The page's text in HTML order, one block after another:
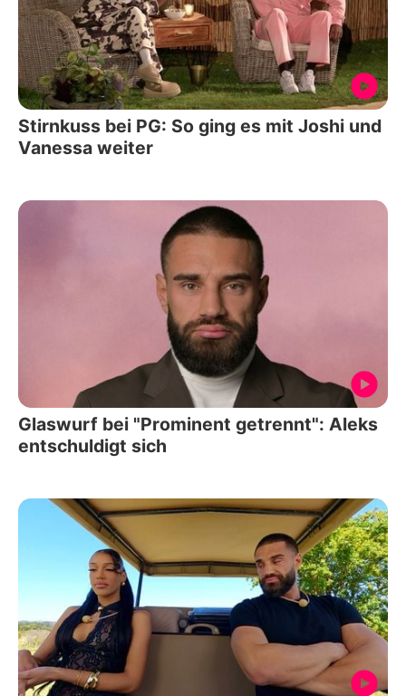
Stirnkuss bei PG: So ging es mit Joshi und
Vanessa weiter
Glaswurf bei "Prominent getrennt": Aleks
entschuldigt sich